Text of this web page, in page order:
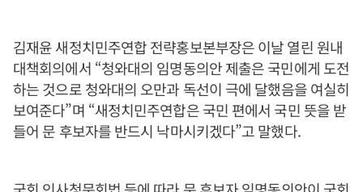
김재윤 새정치민주연합 전략홍보본부장은 이날 열린 원내
대책회의에서 “청와대의 임명동의안 제출은 국민에게 도전
하는 것으로 청와대의 오만과 독선이 극에 달했음을 여실히
보여준다”며 “새정치민주연합은 국민 편에서 국민 뜻을 받
들어 문 후보자를 반드시 낙마시키겠다”고 말했다.